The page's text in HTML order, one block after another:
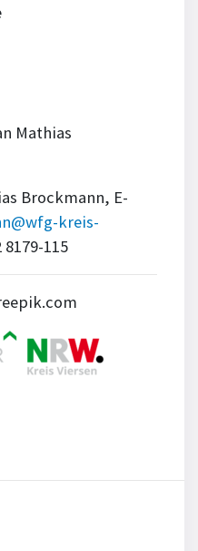
Mathias
Brockmann, E-
kreis-
8179-115